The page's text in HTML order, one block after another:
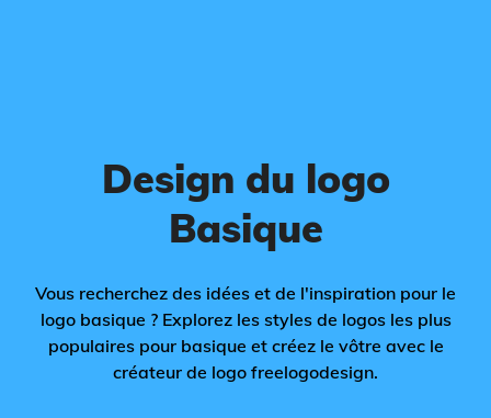
Design du logo
Basique
Vous recherchez des idées et de l'inspiration pour le
logo basique ? Explorez les styles de logos les plus
populaires pour basique et créez le vôtre avec le
créateur de logo freelogodesign.